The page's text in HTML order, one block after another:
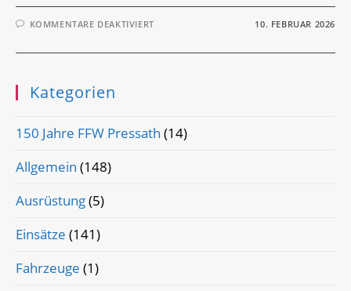
KOMMENTARE DEAKTIVIERTFÜR
KOMMANDANTENWAHL
10. FEBRUAR 2026
Kategorien
150 Jahre FFW Pressath (14)
Allgemein (148)
Ausrüstung(5)
Einsätze (141)
Fahrzeuge (1)